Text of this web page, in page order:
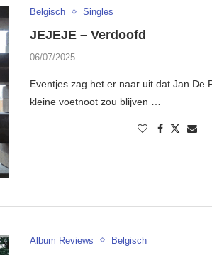
Belgisch Singles
JEJEJE – Verdoofd
06/07/2025
Eventjes zag het er naar uit dat Jan De
kleine voetnoot zou blijven …
Album Reviews Belgisch